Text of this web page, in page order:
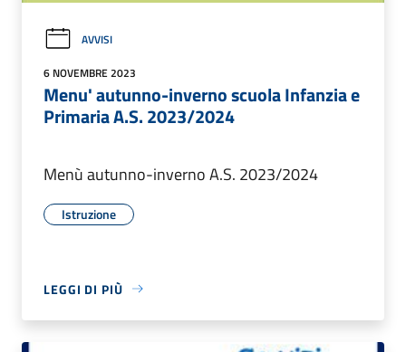
AVVISI
6 NOVEMBRE 2023
Menu' autunno-inverno scuola Infanzia e
Primaria A.S. 2023/2024
Menù autunno-inverno A.S. 2023/2024
Istruzione
LEGGI DI PIÙ